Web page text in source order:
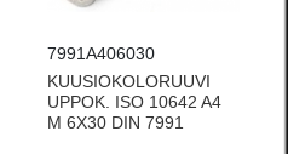
7991A406030
KUUSIOKOLORUUVI
UPPOK. ISO 10642 A4
M 6X30 DIN 7991